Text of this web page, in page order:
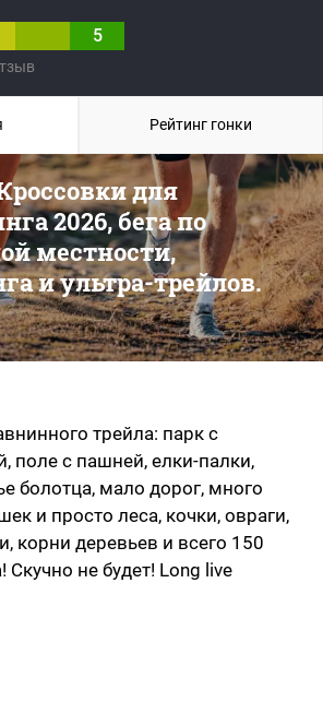
5
для
2026, бега по
местности,
и ультра-трейлов.
трейла: парк с
поле с пашней, елки-палки,
болотца, мало дорог, много
и просто леса, кочки, овраги,
корни деревьев и всего 150
Скучно не будет! Long live
Рейтинг гонки